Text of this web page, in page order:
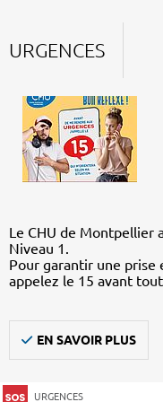
URGENCES
Le CHU de Montpellier
Niveau 1.
Pour garantir une prise
appelez le 15 avant
EN SAVOIR PLUS
URGENCES